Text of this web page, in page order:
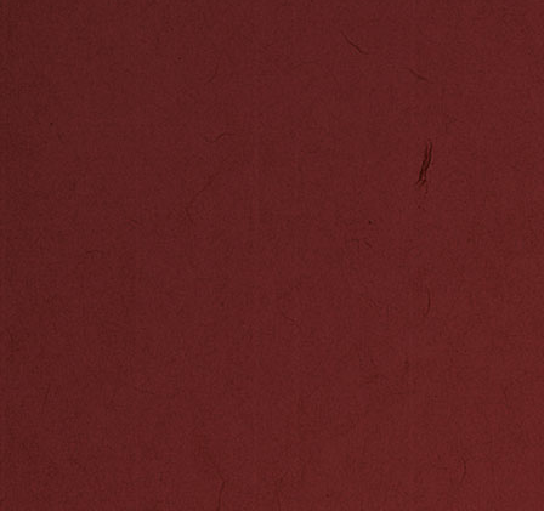
但是根据史书
《明实录》中
太仓刘家港天
石刻“天妃应